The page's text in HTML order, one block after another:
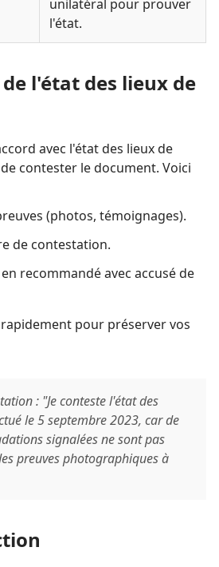
unilatéral pour prouver
l'état.
l'état des lieux de
avec l'état des lieux de
contester le document. Voici
(photos, témoignages).
de contestation.
recommandé avec accusé de
pour préserver vos
: "Je conteste l'état des
le 5 septembre 2023, car de
signalées ne sont pas
preuves photographiques à